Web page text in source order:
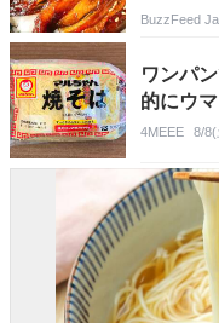
BuzzFeed
ワンパ
的にウ
4MEEE 8/8(